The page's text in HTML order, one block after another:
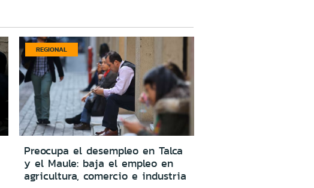
REGIONAL
Preocupa el desempleo en Talca
y el Maule: baja el empleo en
agricultura, comercio e industria